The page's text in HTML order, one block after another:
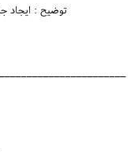
توضیح : ایجاد